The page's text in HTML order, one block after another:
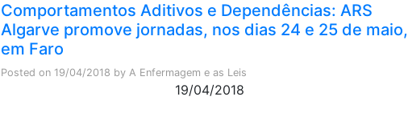
Comportamentos Aditivos e Dependências: ARS
Algarve promove jornadas, nos dias 24 e 25 de maio,
em Faro
Posted on 19/04/2018 by A Enfermagem e as Leis
19/04/2018